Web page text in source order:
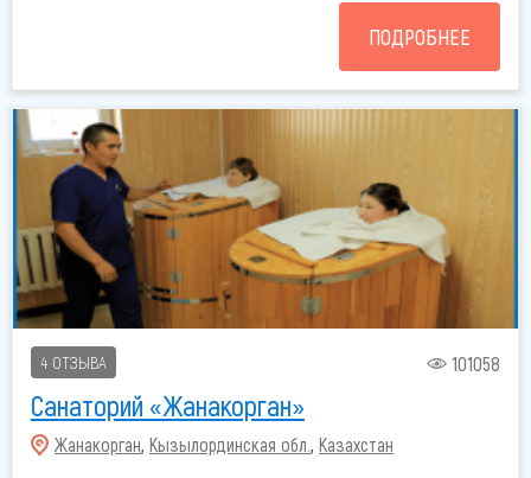
ПОДРОБНЕЕ
4 ОТЗЫВА 101058
Санаторий «Жанакорган»
Жанакорган, Кызылординская обл. , Казахстан